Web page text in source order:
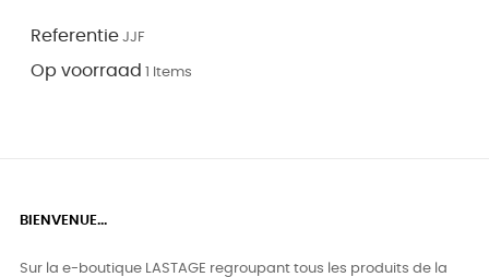
Referentie JJF
Op voorraad 1 Items
BIENVENUE...
Sur la e-boutique LASTAGE regroupant tous les produits de la